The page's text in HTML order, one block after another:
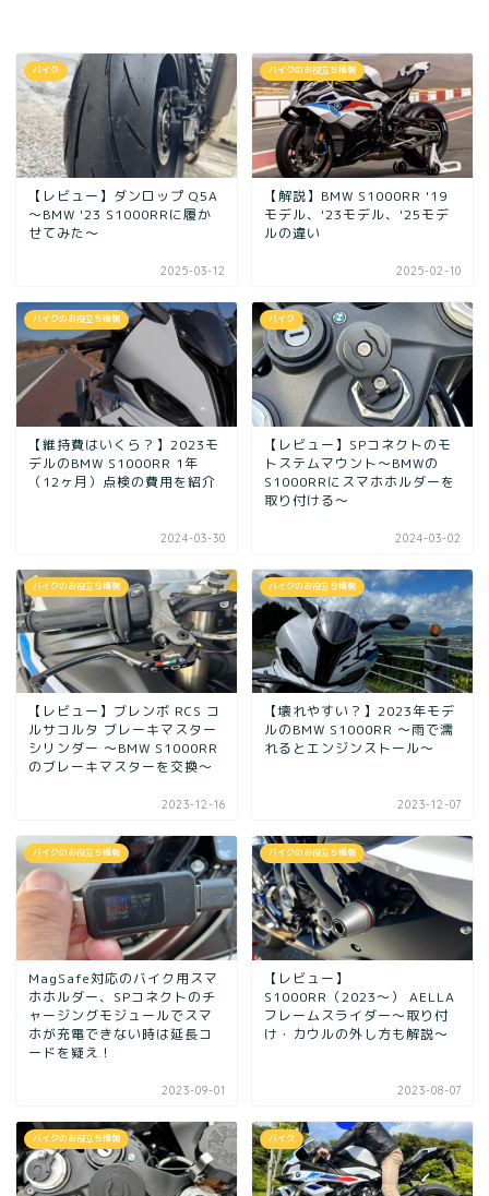
バイク
【レビュー】ダンロップ Q5A
〜BMW '23 S1000RRに履か
せてみた〜
2025-03-12
バイクのお役立ち情報
【解説】BMW S1000RR '19
モデル、'23モデル、'25モデ
ルの違い
2025-02-10
バイクのお役立ち情報
【維持費はいくら？】2023モ
デルのBMW S1000RR 1年
（12ヶ月）点検の費用を紹介
2024-03-30
バイク
【レビュー】SPコネクトのモ
トステムマウント〜BMWの
S1000RRにスマホホルダーを
取り付ける〜
2024-03-02
バイクのお役立ち情報
【レビュー】ブレンボ RCS コ
ルサコルタ ブレーキマスター
シリンダー 〜BMW S1000RR
のブレーキマスターを交換〜
2023-12-16
バイクのお役立ち情報
【壊れやすい？】2023年モデ
ルのBMW S1000RR 〜雨で濡
れるとエンジンストール〜
2023-12-07
バイクのお役立ち情報
MagSafe対応のバイク用スマ
ホホルダー、SPコネクトのチ
ャージングモジュールでスマ
ホが充電できない時は延長コ
ードを疑え！
2023-09-01
バイクのお役立ち情報
【レビュー】
S1000RR（2023〜） AELLA
フレームスライダー〜取り付
け・カウルの外し方も解説〜
2023-08-07
バイクのお役立ち情報 バイク